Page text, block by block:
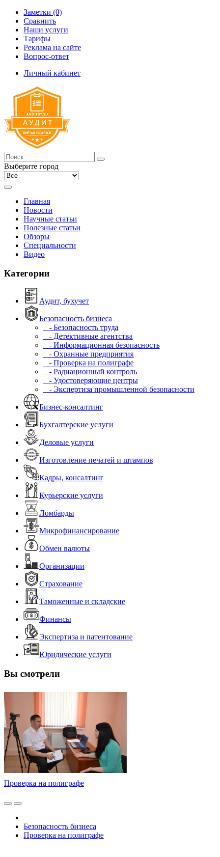
Заметки (0)
Сравнить
Наши услуги
Тарифы
Реклама на сайте
Вопрос-ответ
Личный кабинет
Выберите город
Главная
Новости
Научные статьи
Полезные статьи
Обзоры
Специальности
Видео
Категории
Аудит, бухучет
Безопасность бизнеса
- Безопасность труда
- Детективные агентства
- Информационная безопасность
- Охранные предприятия
- Проверка на полиграфе
- Радиационный контроль
- Удостоверяющие центры
- Экспертиза промышленной безопасности
Бизнес-консалтинг
Бухгалтерские услуги
Деловые услуги
Изготовление печатей и штампов
Кадры, консалтинг
Курьерские услуги
Ломбарды
Микрофинансирование
Обмен валюты
Организации
Страхование
Таможенные и складские
Финансы
Экспертиза и патентование
Юридические услуги
Вы смотрели
Проверка на полиграфе
Безопасность бизнеса
Проверка на полиграфе